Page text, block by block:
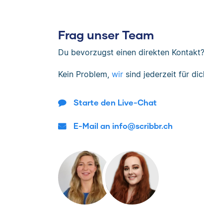
Frag unser Team
Du bevorzugst einen direkten Kontakt?
Kein Problem, wir sind jederzeit für
Starte den Live-Chat
E-Mail an info@scribbr.ch